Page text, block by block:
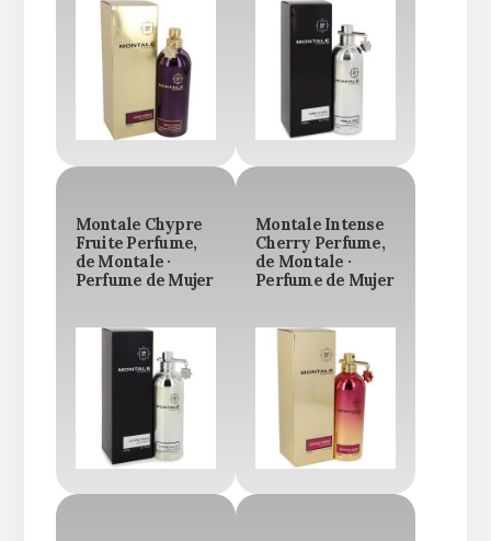
Montale Chypre
Fruite Perfume,
de Montale ·
Perfume de Mujer
Montale Intense
Cherry Perfume,
de Montale ·
Perfume de Mujer